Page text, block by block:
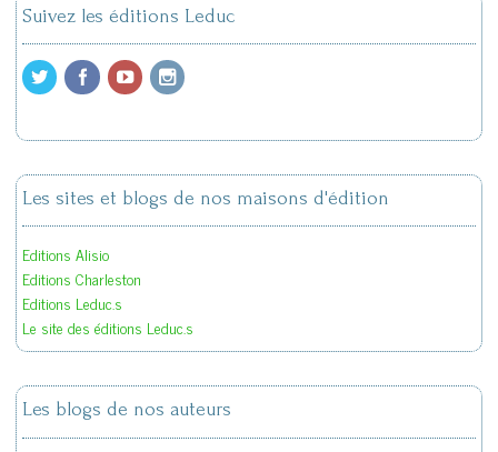
Suivez les éditions Leduc
Les sites et blogs de nos maisons d'édition
Editions Alisio
Editions Charleston
Editions Leduc.s
Le site des éditions Leduc.s
Les blogs de nos auteurs